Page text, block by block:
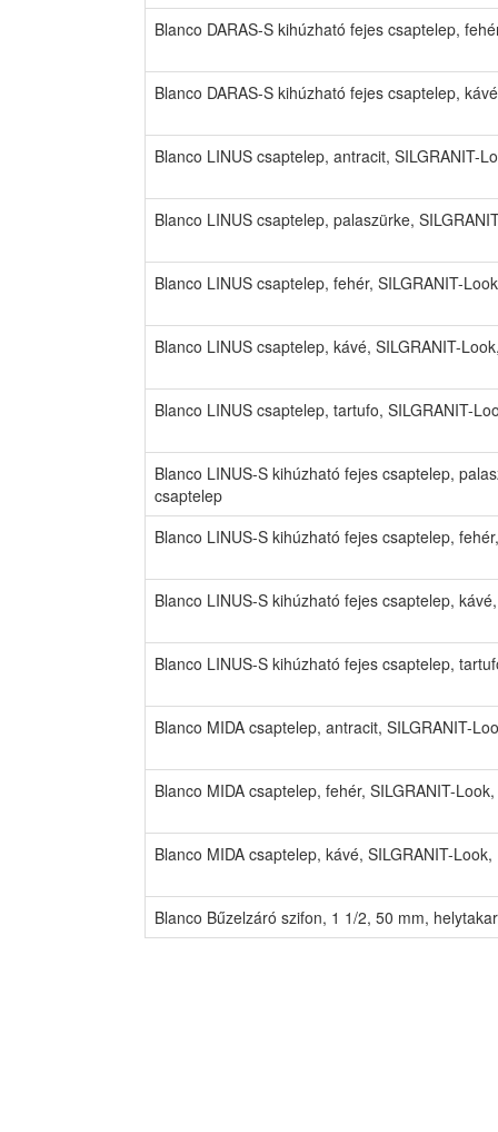
Blanco DARAS-S kihúzható fejes csaptelep,
Blanco DARAS-S kihúzható fejes csaptelep,
Blanco LINUS csaptelep, antracit, SILGRANIT-
Blanco LINUS csaptelep, palaszürke,
Blanco LINUS csaptelep, fehér, SILGRANIT-
Blanco LINUS csaptelep, kávé, SILGRANIT-
Blanco LINUS csaptelep, tartufo, SILGRANIT-
Blanco LINUS-S kihúzható fejes csaptelep,
csaptelep
Blanco LINUS-S kihúzható fejes csaptelep,
Blanco LINUS-S kihúzható fejes csaptelep,
Blanco LINUS-S kihúzható fejes csaptelep,
Blanco MIDA csaptelep, antracit, SILGRANIT-
Blanco MIDA csaptelep, fehér, SILGRANIT-
Blanco MIDA csaptelep, kávé, SILGRANIT-
Blanco Bűzelzáró szifon, 1 1/2, 50 mm,